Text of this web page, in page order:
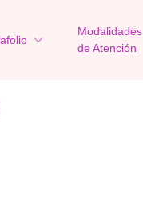
Modalidades
de Atención